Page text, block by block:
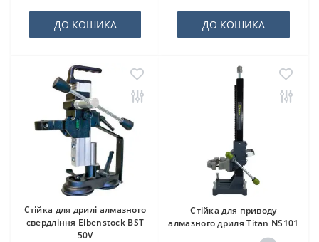
ДО КОШИКА ДО КОШИКА
Стійка для дрилі алмазного
свердління Eibenstock BST
50V
Стійка для приводу
алмазного дриля Titan NS101